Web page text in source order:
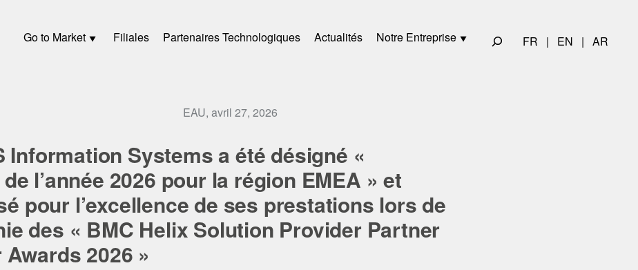
Go to Market Filiales Partenaires Technologiques Actualités Notre Entreprise FR | EN | AR
EAU, avril 27, 2026
Information Systems a été désigné «
l’année 2026 pour la région EMEA » et
pour l’excellence de ses prestations lors de
des « BMC Helix Solution Provider Partner
2026 »